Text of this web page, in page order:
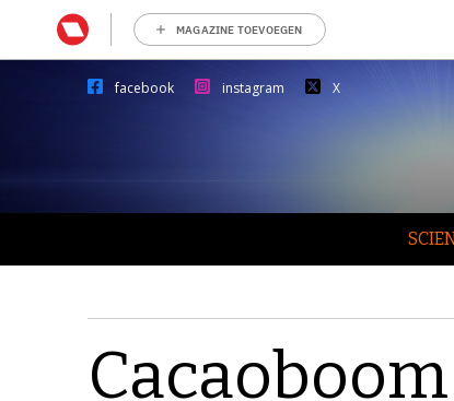
MAGAZINE TOEVOEGEN
facebook instagram X